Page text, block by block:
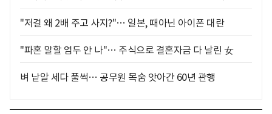
"저걸 왜 2배 주고 사지?"… 일본, 때아닌 아이폰 대란
"파혼 말할 엄두 안 나"… 주식으로 결혼자금 다 날린 女
벼 낱알 세다 풀썩… 공무원 목숨 앗아간 60년 관행